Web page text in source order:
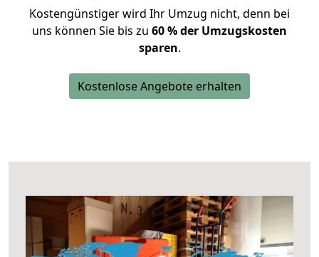
Kostengünstiger wird Ihr Umzug nicht, denn bei
uns können Sie bis zu 60 % der Umzugskosten
sparen.
Kostenlose Angebote erhalten